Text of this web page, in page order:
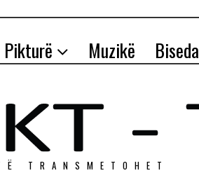
Pikturë Muzikë Biseda
TRANSMETOHET